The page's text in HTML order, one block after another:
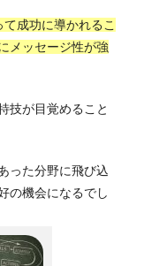
成功に導かれるこ
メッセージ性が強
技が目覚めること
った分野に飛び込
の機会になるでし